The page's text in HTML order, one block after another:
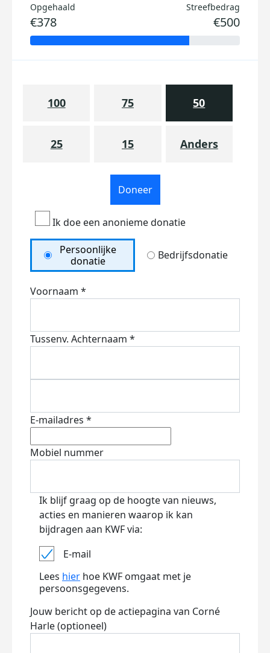
Opgehaald
€378
Streefbedrag
€500
100 75 50
25 15 Anders
Doneer
Ik doe een anonieme donatie
Persoonlijke
donatie
Bedrijfsdonatie
Voornaam *
Tussenv. Achternaam *
E-mailadres *
Mobiel nummer
Ik blijf graag op de hoogte van nieuws,
acties en manieren waarop ik kan
bijdragen aan KWF via:
E-mail
Lees hier hoe KWF omgaat met je
persoonsgegevens.
Jouw bericht op de actiepagina van Corné
Harle (optioneel)